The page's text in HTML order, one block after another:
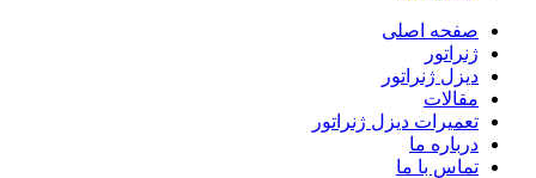
صفحه اصلی
ژنراتور
دیزل ژنراتور
مقالات
تعمیرات دیزل ژنراتور
درباره ما
تماس با ما